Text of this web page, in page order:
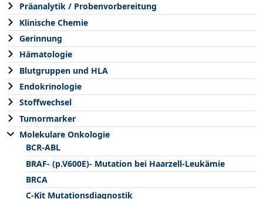
Präanalytik / Probenvorbereitung
Klinische Chemie
Gerinnung
Hämatologie
Blutgruppen und HLA
Endokrinologie
Stoffwechsel
Tumormarker
Molekulare Onkologie
BCR-ABL
BRAF- (p.V600E)- Mutation bei Haarzell-Leukämie
BRCA
C-Kit Mutationsdiagnostik